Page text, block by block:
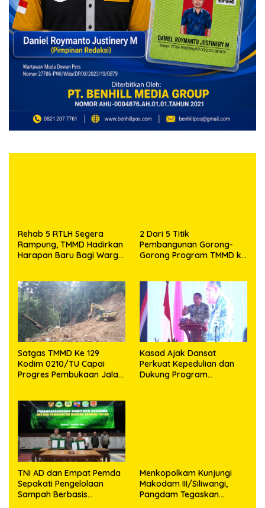
Rehab 5 RTLH Segera
Rampung, TMMD Hadirkan
Harapan Baru Bagi Warga
2 Dari 5 Titik
Pembangunan Gorong-
Gorong Program TMMD ke
Satgas TMMD Ke 129
Kodim 0210/TU Capai
Progres Pembukaan Jalan
Kasad Ajak Dansat
Perkuat Kepedulian dan
Dukung Program
TNI AD dan Empat Pemda
Sepakati Pengelolaan
Sampah Berbasis
Menkopolkam Kunjungi
Makodam III/Siliwangi,
Pangdam Tegaskan